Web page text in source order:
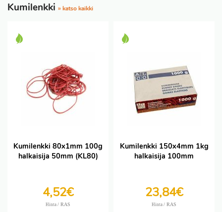
Kumilenkki » katso kaikki
Kumilenkki 80x1mm 100g
halkaisija 50mm (KL80)
4,52€
Hinta / RAS
Kumilenkki 150x4mm 1kg
halkaisija 100mm
23,84€
Hinta / RAS